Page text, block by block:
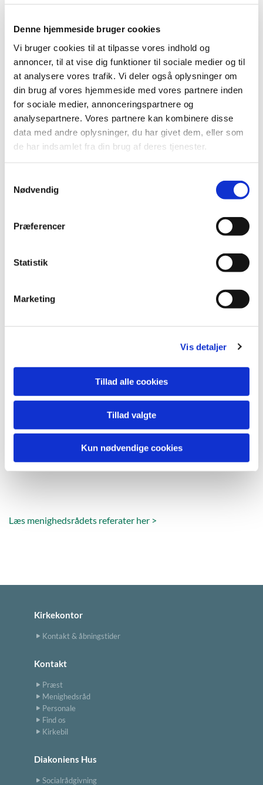
Denne hjemmeside bruger cookies
Vi bruger cookies til at tilpasse vores indhold og
annoncer, til at vise dig funktioner til sociale medier og til
at analysere vores trafik. Vi deler også oplysninger om
din brug af vores hjemmeside med vores partnere inden
for sociale medier, annonceringspartnere og
analysepartnere. Vores partnere kan kombinere disse
data med andre oplysninger, du har givet dem, eller som
de har indsamlet fra din brug af deres tjenester.
Nødvendig
Præferencer
Statistik
Marketing
Vis detaljer
Tillad alle cookies
Tillad valgte
Kun nødvendige cookies
Læs menighedsrådets referater her >
Kirkekontor
Kontakt & åbningstider
Kontakt
Præst
Menighedsråd
Personale
Find os
Kirkebil
Diakoniens Hus
Socialrådgivning